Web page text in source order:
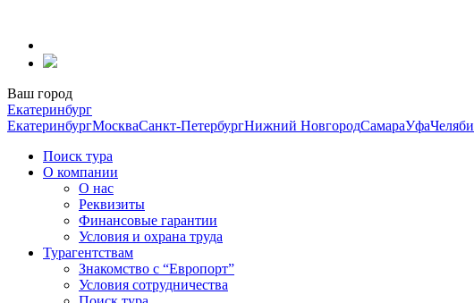
содержанию
Ваш город
Екатеринбург
ЕкатеринбургМоскваСанкт-ПетербургНижний НовгородСамараУфа
Поиск тура
О компании
О нас
Реквизиты
Финансовые гарантии
Условия и охрана труда
Турагентствам
Знакомство с “Европорт”
Условия сотрудничества